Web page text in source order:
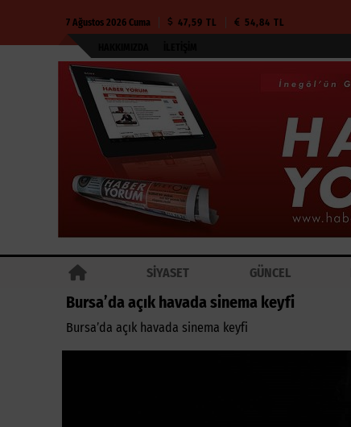
7 Ağustos 2026 Cuma 47,59 TL 54,84 TL
SİYASET GÜNCEL
Bursa’da açık havada sinema keyfi
Bursa’da açık havada sinema keyfi